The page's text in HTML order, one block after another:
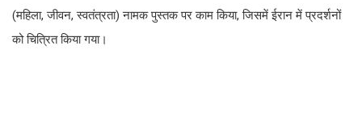
(महिला, जीवन, स्वतंत्रता) नामक पुस्तक पर काम किया, जिसमें ईरान में प्रदर्शनों
को चित्रित किया गया।